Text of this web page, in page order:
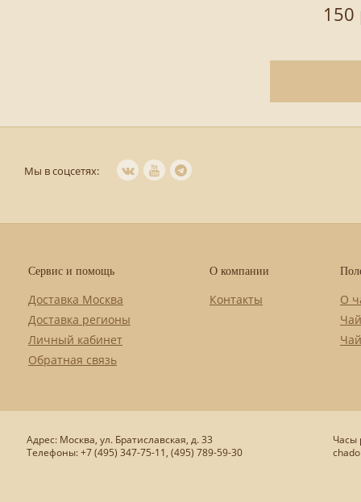
150
Мы в соцсетях:
Сервис и помощь
Доставка Москва
Доставка регионы
Личный кабинет
Обратная связь
О компании
Контакты
О
Адрес: Москва, ул. Братиславская, д. 33
Телефоны: +7 (495) 347-75-11, (495) 789-59-30
Часы